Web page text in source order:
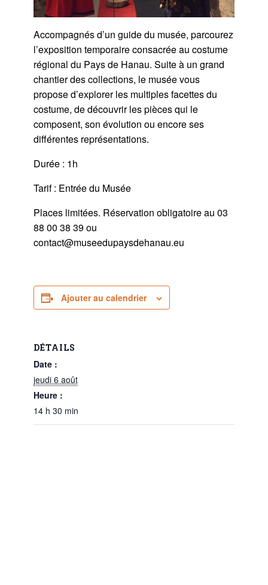
Accompagnés d’un guide du musée, parcourez
l’exposition temporaire consacrée au costume
régional du Pays de Hanau. Suite à un grand
chantier des collections, le musée vous
propose d’explorer les multiples facettes du
costume, de découvrir les pièces qui le
composent, son évolution ou encore ses
différentes représentations.
Durée : 1h
Tarif : Entrée du Musée
Places limitées. Réservation obligatoire au 03
88 00 38 39 ou
contact@museedupaysdehanau.eu
Ajouter au calendrier
DÉTAILS
Date :
jeudi 6 août
Heure :
14 h 30 min